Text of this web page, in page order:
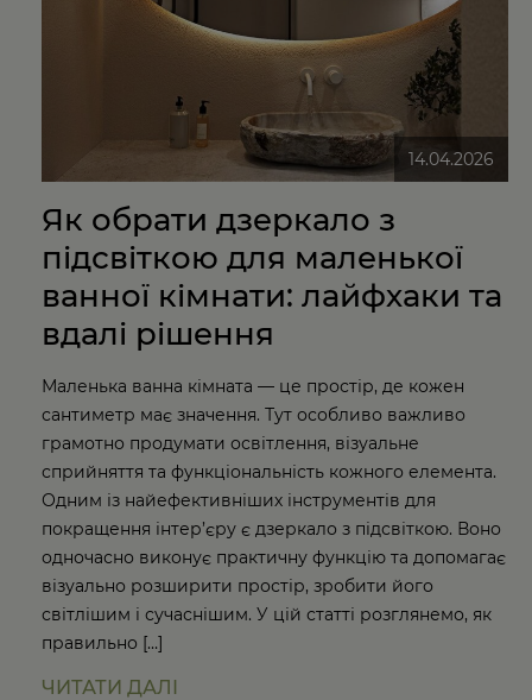
14.04.2026
Як обрати дзеркало з
підсвіткою для маленької
ванної кімнати: лайфхаки та
вдалі рішення
Маленька ванна кімната — це простір, де кожен
сантиметр має значення. Тут особливо важливо
грамотно продумати освітлення, візуальне
сприйняття та функціональність кожного елемента.
Одним із найефективніших інструментів для
покращення інтер’єру є дзеркало з підсвіткою. Воно
одночасно виконує практичну функцію та допомагає
візуально розширити простір, зробити його
світлішим і сучаснішим. У цій статті розглянемо, як
правильно […]
ЧИТАТИ ДАЛІ